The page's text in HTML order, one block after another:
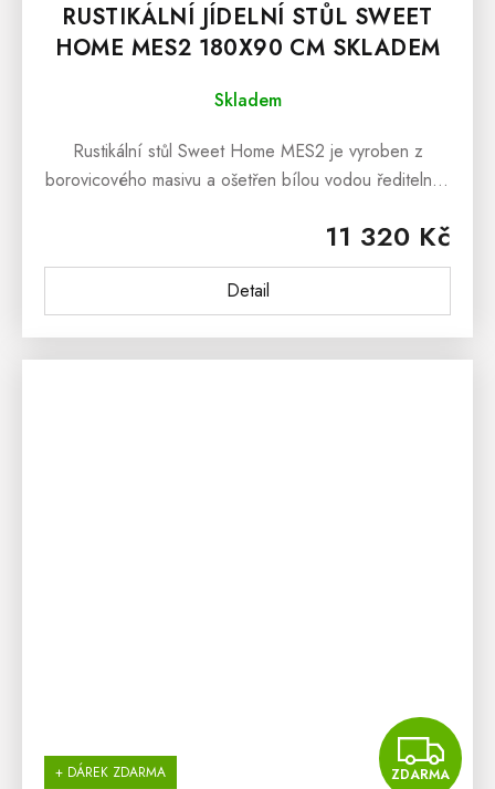
RUSTIKÁLNÍ JÍDELNÍ STŮL SWEET
HOME MES2 180X90 CM SKLADEM
Skladem
11 320 Kč
Detail
Rustikální stůl Sweet Home MES2 je vyroben z
borovicového masivu a ošetřen bílou vodou ředitelnou
+ DÁREK ZDARMA ZDARMA